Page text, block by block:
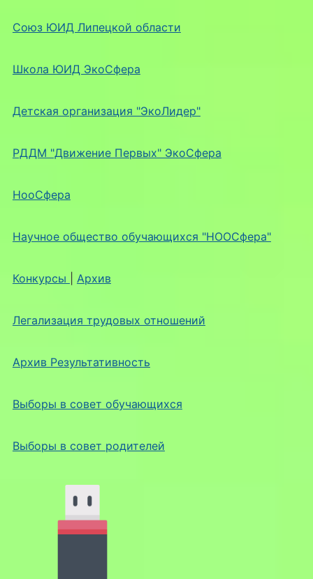
Союз ЮИД Липецкой области
Школа ЮИД ЭкоСфера
Детская организация "ЭкоЛидер"
РДДМ "Движение Первых" ЭкоСфера
НооСфера
Научное общество обучающихся "НООСфера"
Конкурсы Архив
Легализация трудовых отношений
Архив Результативность
Выборы в совет обучающихся
Выборы в совет родителей